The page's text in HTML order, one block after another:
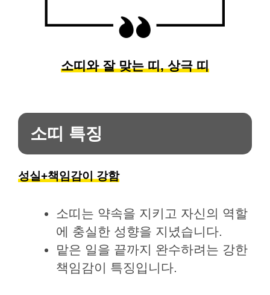
소띠와 잘 맞는 띠, 상극 띠
소띠 특징
성실+책임감이 강함
소띠는 약속을 지키고 자신의 역할
에 충실한 성향을 지녔습니다.
맡은 일을 끝까지 완수하려는 강한
책임감이 특징입니다.